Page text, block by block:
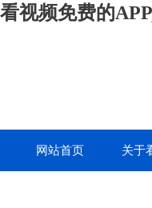
看视频免费的
网站首页 关于